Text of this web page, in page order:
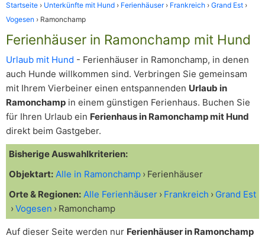
Startseite Unterkünfte mit Hund Ferienhäuser Frankreich
Grand Est
Vogesen
Ramonchamp
Ferienhäuser in Ramonchamp mit Hund
Urlaub mit Hund - Ferienhäuser in Ramonchamp, in denen
auch Hunde willkommen sind. Verbringen Sie gemeinsam
mit Ihrem Vierbeiner einen entspannenden Urlaub in
Ramonchamp in einem günstigen Ferienhaus. Buchen Sie
für Ihren Urlaub ein Ferienhaus in Ramonchamp mit Hund
direkt beim Gastgeber.
Bisherige Auswahlkriterien:
Objektart: Alle in Ramonchamp
Ferienhäuser
Orte & Regionen: Alle Ferienhäuser Frankreich
Grand Est
Vogesen
Ramonchamp
Auf dieser Seite werden nur Ferienhäuser in Ramonchamp